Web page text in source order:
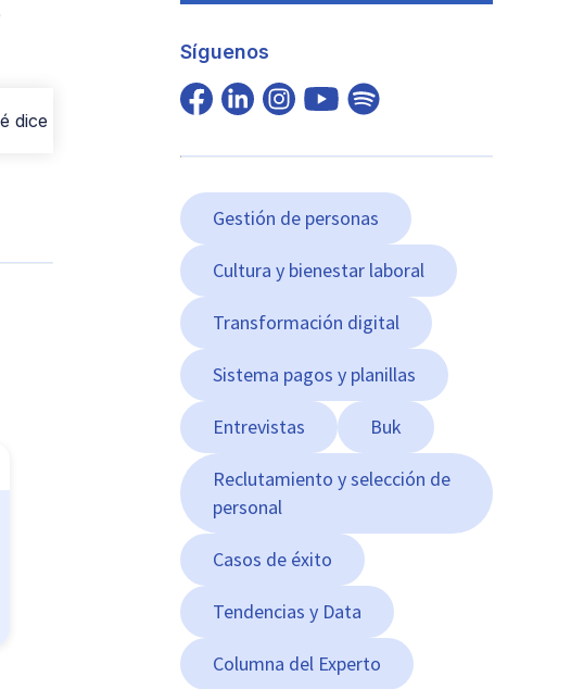
Síguenos
Gestión de personas
Cultura y bienestar laboral
Transformación digital
Sistema pagos y planillas
Entrevistas Buk
Reclutamiento y selección de
personal
Casos de éxito
Tendencias y Data
Columna del Experto